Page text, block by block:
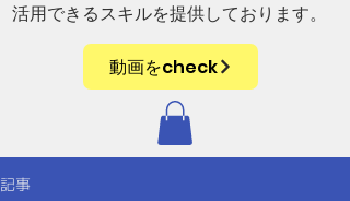
活用できるスキルを提供しております。
動画をcheck
記事